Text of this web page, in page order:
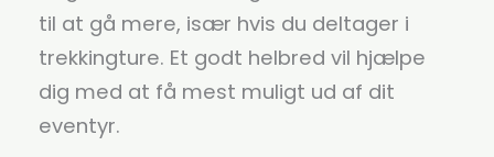
til at gå mere, især hvis du deltager i
trekkingture. Et godt helbred vil hjælpe
dig med at få mest muligt ud af dit
eventyr.